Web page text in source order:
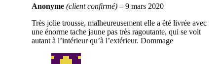
Anonyme (client confirmé) – 9 mars 2020
Très jolie trousse, malheureusement elle a été livrée avec
une énorme tache jaune pas très ragoutante, qui se voit
autant à l’intérieur qu’à l’extérieur. Dommage